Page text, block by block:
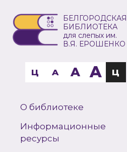
БЕЛГОРОДСКАЯ
БИБЛИОТЕКА
для слепых им.
В.Я. ЕРОШЕНКО
Ц A A A Ц
О библиотеке
Информационные
ресурсы